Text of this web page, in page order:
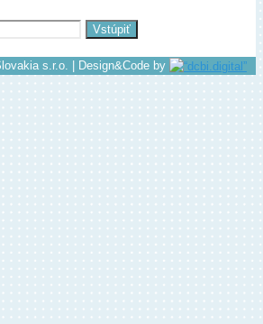
s.r.o. | Design&Code by